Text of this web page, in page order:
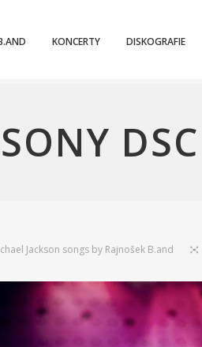
KONCERTY DISKOGRAFIE
SONY DSC
Jackson songs by Rajnošek B.and